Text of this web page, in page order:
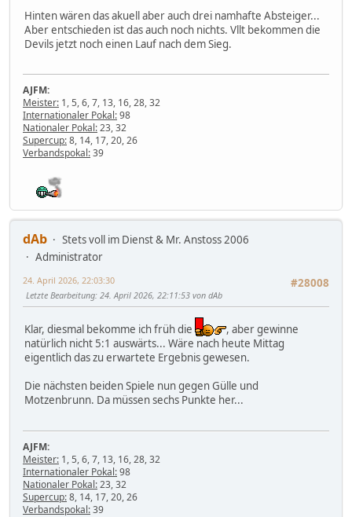
Hinten wären das akuell aber auch drei namhafte Absteiger...
Aber entschieden ist das auch noch nichts. Vllt bekommen die
Devils jetzt noch einen Lauf nach dem Sieg.
AJFM:
Meister: 1, 5, 6, 7, 13, 16, 28, 32
Internationaler Pokal:98
Nationaler Pokal:23, 32
Supercup:8, 14, 17, 20, 26
Verbandspokal:39
dAb
Stets voll im Dienst & Mr. Anstoss 2006
Administrator
#28008
24. April 2026, 22:03:30
Letzte Bearbeitung: 24. April 2026, 22:11:53 von dAb
Klar, diesmal bekomme ich früh die
, aber gewinne
natürlich nicht 5:1 auswärts... Wäre nach heute Mittag
eigentlich das zu erwartete Ergebnis gewesen.
Die nächsten beiden Spiele nun gegen Gülle und
Motzenbrunn. Da müssen sechs Punkte her...
AJFM:
Meister: 1, 5, 6, 7, 13, 16, 28, 32
Internationaler Pokal:98
Nationaler Pokal:23, 32
Supercup:8, 14, 17, 20, 26
Verbandspokal:39